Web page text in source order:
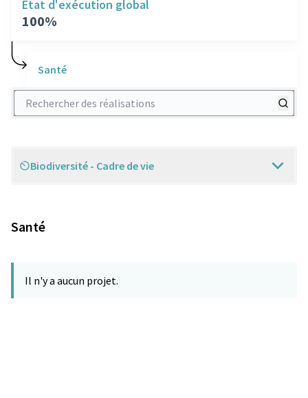
État d'exécution global
100%
Santé
Rechercher des réalisations
Scope
Biodiversité - Cadre de vie
Santé
Il n'y a aucun projet.